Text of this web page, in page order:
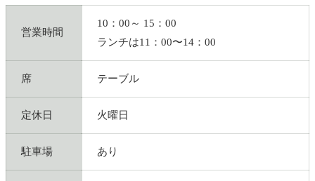
営業時間
10：00～ 15：00
ランチは11：00〜14：00
席 テーブル
定休日 火曜日
駐車場 あり